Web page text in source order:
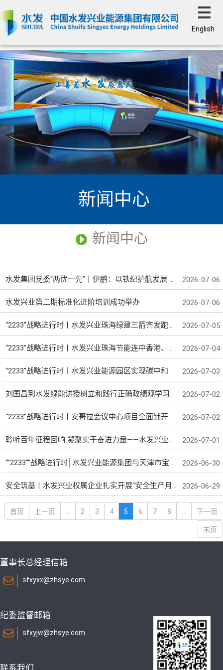
English
新闻中心
新闻中心
水发集团党委“两优一先”丨伊鹏：以铁纪护航发展 用担当诠释忠诚 2026-07-06
水发兴业第二期标准化进阶培训成功举办 2026-07-06
“2233”战略进行时丨水发兴业珠海绿建三箭齐发跑出高质量发展加速度 2026-07-05
“2233”战略进行时丨水发兴业珠海节能连中香港、澳洲幕墙项目 2026-07-04
“2233”战略进行时｜水发兴业能源园区实现碳中和 2026-07-03
刘国昌到水发绿能讲授树立和践行正确政绩观学习教育专题党课 2026-07-02
“2233”战略进行时丨安哥拉会议中心项目全面铺开钢结构施工 2026-07-02
聆听百年征程回响 凝聚实干奋进力量——水发兴业组织收看庆祝中国共产党成立105周年大会实况直播 2026-07-01
“”2233“”战略进行时│水发兴业能源集团与天津市宝坻区成功签约 2026-06-30
安全筑基丨水发兴业权属企业扎实开展“安全生产月”应急演练 2026-06-29
首页 上一页 2 3 4 5 6 7 8 下一页
末页
董事长总经理信箱
sfxyxx@zhsye.com
纪委监督邮箱
sfxyjw@zhsye.com
联系我们